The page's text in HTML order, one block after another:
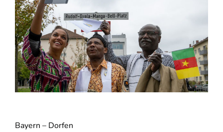
Bayern – Dorfen